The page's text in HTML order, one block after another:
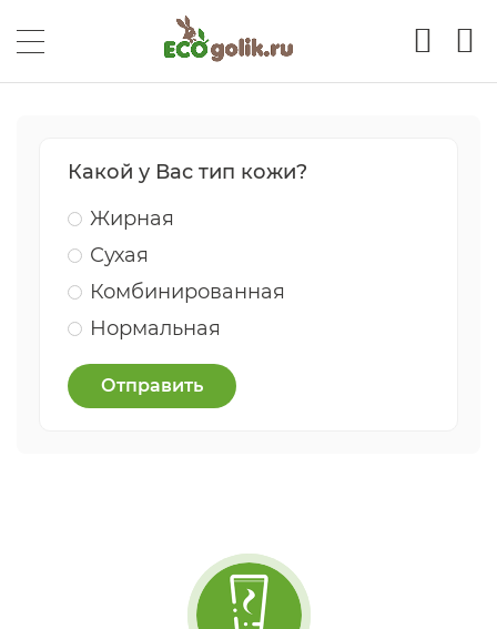
Какой у Вас тип кожи?
Жирная
Сухая
Комбинированная
Нормальная
Отправить